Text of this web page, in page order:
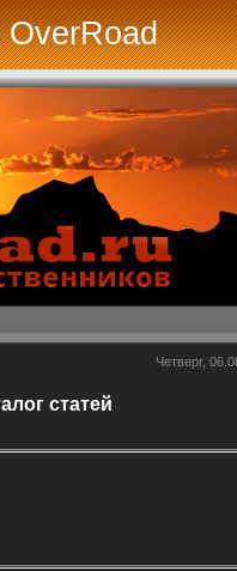
OverRoad
Четверг,
статей